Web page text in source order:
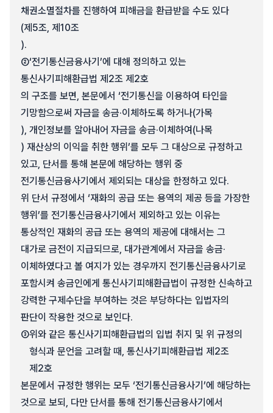
채권소멸절차를 진행하여 피해금을 환급받을 수도 있다
(제5조, 제10조
).
②‘전기통신금융사기’에 대해 정의하고 있는
통신사기피해환급법 제2조 제2호
의 구조를 보면, 본문에서 ‘전기통신을 이용하여 타인을
기망함으로써 자금을 송금·이체하도록 하거나(가목
), 개인정보를 알아내어 자금을 송금·이체하여(나목
) 재산상의 이익을 취한 행위’를 모두 그 대상으로 규정하고
있고, 단서를 통해 본문에 해당하는 행위 중
전기통신금융사기에서 제외되는 대상을 한정하고 있다.
위 단서 규정에서 ‘재화의 공급 또는 용역의 제공 등을 가장한
행위’를 전기통신금융사기에서 제외하고 있는 이유는
통상적인 재화의 공급 또는 용역의 제공에 대해서는 그
대가로 금전이 지급되므로, 대가관계에서 자금을 송금·
이체하였다고 볼 여지가 있는 경우까지 전기통신금융사기로
포함시켜 송금인에게 통신사기피해환급법이 규정한 신속하고
강력한 구제수단을 부여하는 것은 부당하다는 입법자의
판단이 작용한 것으로 보인다.
③위와 같은 통신사기피해환급법의 입법 취지 및 위 규정의
형식과 문언을 고려할 때, 통신사기피해환급법 제2조
제2호
본문에서 규정한 행위는 모두 ‘전기통신금융사기’에 해당하는
것으로 보되, 다만 단서를 통해 전기통신금융사기에서